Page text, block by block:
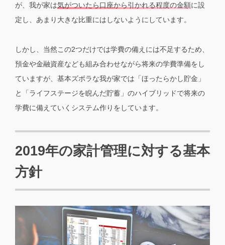
が、我が家は気がついたら口座から引かれる程度の金額に設
定し、あまり大きな比重にはしないようにしています。
しかし、当然この2つだけでは学費の備えには不足するため、
預金や金融資産なども組み合わせながら将来の学費準備をし
ていますが、基本ズボラな我が家では「ほったらかし貯金」
と「ライフステージを睨んだ貯蓄」のハイブリッドで将来の
学費に備えていくシステム作りをしています。
2019年の家計管理に対する基本
方針